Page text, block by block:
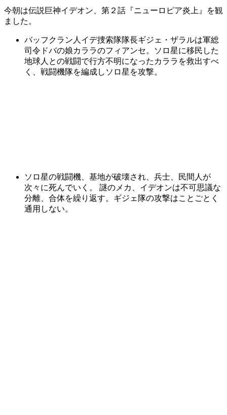
今朝は伝説巨神イデオン、第２話『ニューロピア炎上』を観
ました。
バッフクラン人イデ捜索隊隊長ギジェ・ザラルは軍総
司令ドバの娘カララのフィアンセ。ソロ星に移民した
地球人との戦闘で行方不明になったカララを救出すべ
く、戦闘機隊を編成しソロ星を攻撃。
ソロ星の戦闘機、基地が破壊され、兵士、民間人が
次々に死んでいく。 謎のメカ、イデオンは不可思議な
分離、合体を繰り返す。ギジェ隊の攻撃はことごとく
通用しない。